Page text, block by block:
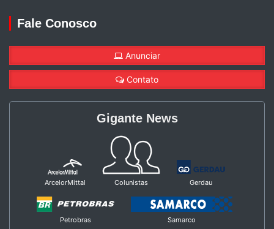
Fale Conosco
Anunciar
Contato
Gigante News
ArcelorMittal Colunistas Gerdau
Petrobras Samarco